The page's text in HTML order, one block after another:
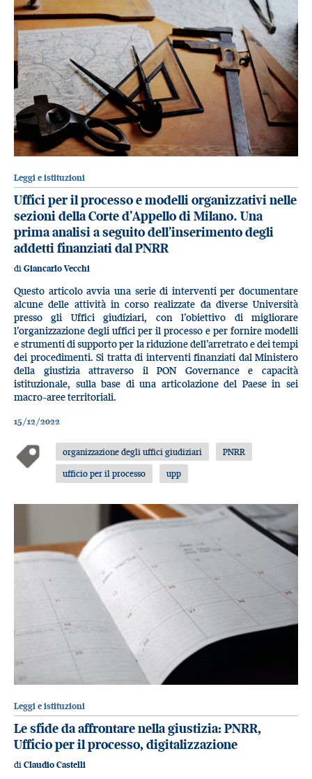
Leggi e istituzioni
Uffici per il processo e modelli organizzativi nelle
sezioni della Corte d’Appello di Milano. Una
prima analisi a seguito dell’inserimento degli
addetti finanziati dal PNRR
di Giancarlo Vecchi
Questo articolo avvia una serie di interventi per documentare
alcune delle attività in corso realizzate da diverse Università
presso gli Uffici giudiziari, con l’obiettivo di migliorare
l’organizzazione degli uffici per il processo e per fornire modelli
e strumenti di supporto per la riduzione dell’arretrato e dei tempi
dei procedimenti. Si tratta di interventi finanziati dal Ministero
della giustizia attraverso il PON Governance e capacità
istituzionale, sulla base di una articolazione del Paese in sei
macro-aree territoriali.
15/12/2022
organizzazione degli uffici giudiziari
PNRR
ufficio per il processo
upp
Leggi e istituzioni
Le sfide da affrontare nella giustizia: PNRR,
Ufficio per il processo, digitalizzazione
di Claudio Castelli